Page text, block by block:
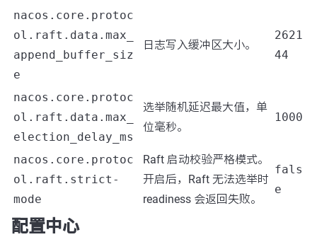
nacos.core.protoc
ol.raft.data.max_
append_buffer_siz
e
日志写入缓冲区大小。
2621
44
nacos.core.protoc
ol.raft.data.max_
election_delay_ms
选举随机延迟最大值，单
位毫秒。
1000
nacos.core.protoc
ol.raft.strict-
mode
Raft 启动校验严格模式。
开启后，Raft 无法选举时
readiness 会返回失败。
fals
e
配置中心